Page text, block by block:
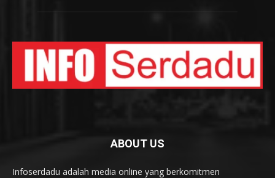
ABOUT US
Infoserdadu adalah media online yang berkomitmen